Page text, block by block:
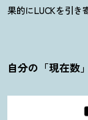
果的にLUCKを引き
自分の「現在数